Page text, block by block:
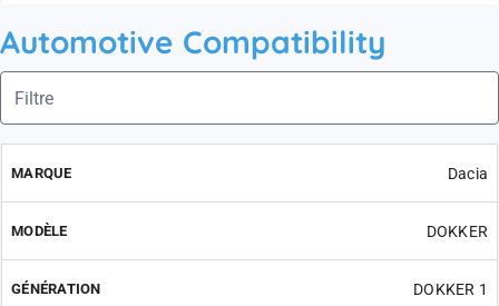
Automotive Compatibility
Dacia
DOKKER
DOKKER 1